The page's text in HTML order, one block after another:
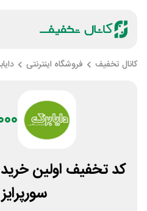
کانال تخفیف فروشگاه اینترنتی
کد تخفیف اولین خرید